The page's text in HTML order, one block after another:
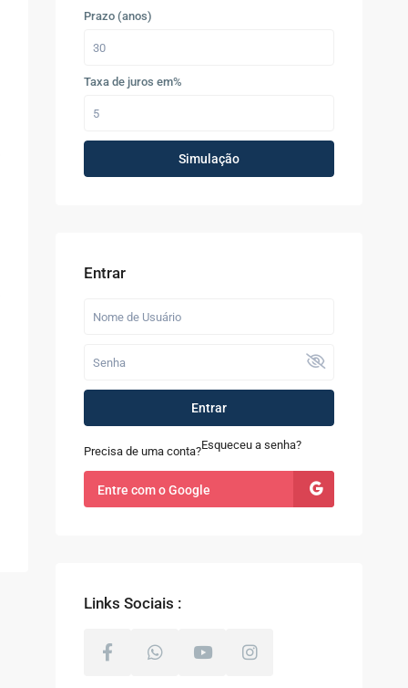
Prazo (anos)
Taxa de juros em%
Simulação
Entrar
Entrar
Precisa de uma conta?Esqueceu a senha?
Entre com o Google
Links Sociais :
Fazenda com 52
Casa à Venda no
R$ 480.000
Terreno com 8.000m²
à Venda em Coti...